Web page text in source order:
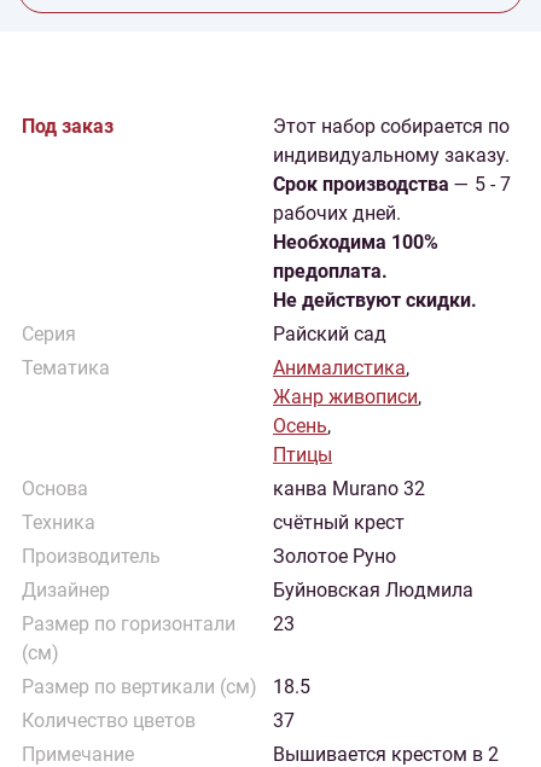
Под заказ
Этот набор собирается по
индивидуальному заказу.
Cрок производства — 5 - 7
рабочих дней.
Необходима 100%
предоплата.
Не действуют скидки.
Серия
Райский сад
Тематика
Анималистика,
Жанр живописи,
Осень,
Птицы
Основа
канва Murano 32
Техника
счётный крест
Производитель
Золотое Руно
Дизайнер
Буйновская Людмила
Размер по горизонтали
(см)
23
Размер по вертикали (см)
18.5
Количество цветов
37
Примечание
Вышивается крестом в 2